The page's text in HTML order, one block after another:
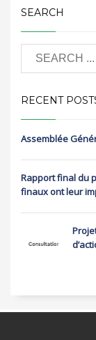
SEARCH
RECENT
Assemblée
Rapport final du
finaux ont leur